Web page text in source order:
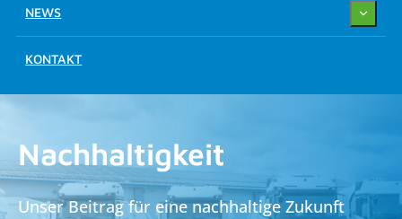
NEWS
KONTAKT
Nachhaltigkeit
Unser Beitrag für eine nachhaltige Zukunft